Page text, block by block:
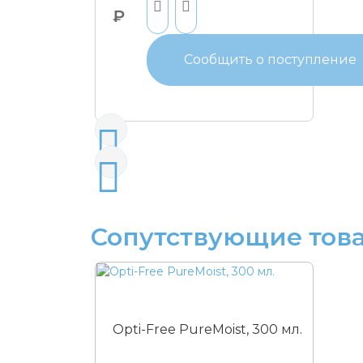
₽
Сообщить о поступление
Сопутствующие
Opti-Free PureMoist, 300 мл.